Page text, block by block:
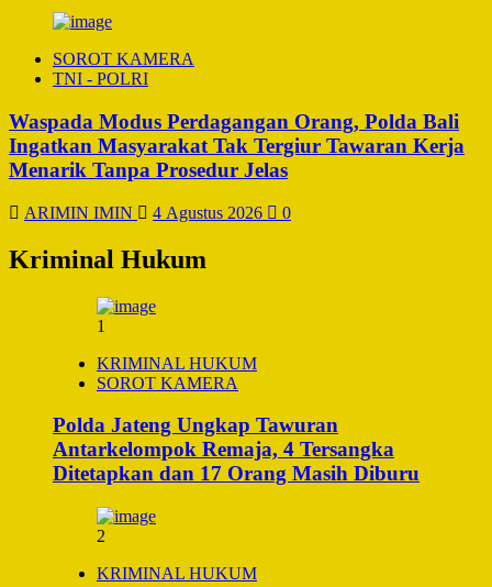
SOROT KAMERA
TNI - POLRI
Waspada Modus Perdagangan Orang, Polda Bali
Ingatkan Masyarakat Tak Tergiur Tawaran Kerja
Menarik Tanpa Prosedur Jelas
ARIMIN IMIN 4 Agustus 2026 0
Kriminal Hukum
1
KRIMINAL HUKUM
SOROT KAMERA
Polda Jateng Ungkap Tawuran
Antarkelompok Remaja, 4 Tersangka
Ditetapkan dan 17 Orang Masih Diburu
2
KRIMINAL HUKUM